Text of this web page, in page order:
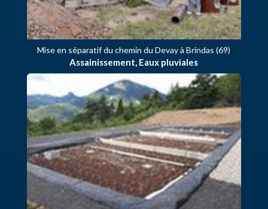
Mise en séparatif du chemin du Devay à Brindas (69)
Assainissement, Eaux pluviales